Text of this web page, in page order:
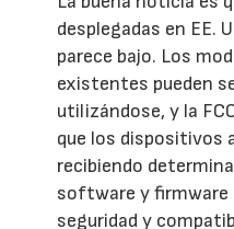
desplegadas en EE.
parece bajo. Los
existentes pueden
utilizándose, y la
que los dispositivos
recibiendo
software y firmware
seguridad y